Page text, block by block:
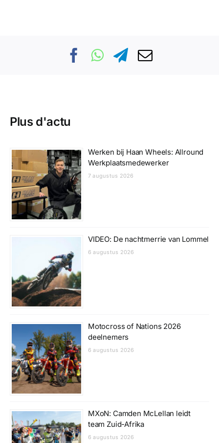
Plus d'actu
Werken bij Haan Wheels: Allround
Werkplaatsmedewerker
7 augustus 2026
VIDEO: De nachtmerrie van Lommel
6 augustus 2026
Motocross of Nations 2026
deelnemers
6 augustus 2026
MXoN: Camden McLellan leidt
team Zuid-Afrika
6 augustus 2026